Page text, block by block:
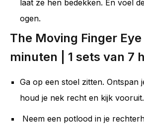
laat ze hen bedekken. En voel
ogen.
The Moving Finger Eye
minuten | 1 sets van 7
Ga op een stoel zitten. Ontspan
houd je nek recht en kijk vooruit.
Neem een ​​potlood in je